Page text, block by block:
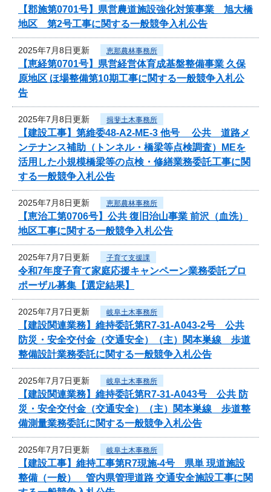
【郡施第0701号】県営農道施設強化対策事業 旭大橋
地区 第2号工事に関する一般競争入札公告
2025年7月8日更新 恵那農林事務所
【恵経第0701号】県営経営体育成基盤整備事業 久保
原地区 ほ場整備第10期工事に関する一般競争入札公
告
2025年7月8日更新 揖斐土木事務所
【建設工事】第維委48-A2-ME-3 他号 公共 道路メ
ンテナンス補助（トンネル・橋梁等点検調査）MEを
活用した小規模橋梁等の点検・修繕業務委託工事に関
する一般競争入札公告
2025年7月8日更新 恵那農林事務所
【恵治工第0706号】公共 復旧治山事業 前沢（血洗）
地区工事に関する一般競争入札公告
2025年7月7日更新 子育て支援課
令和7年度子育て家庭応援キャンペーン業務委託プロ
ポーザル募集【選定結果】
2025年7月7日更新 岐阜土木事務所
【建設関連業務】維持委託第R7-31-A043-2号 公共
防災・安全交付金（交通安全）（主）関本巣線 歩道
整備設計業務委託に関する一般競争入札公告
2025年7月7日更新 岐阜土木事務所
【建設関連業務】維持委託第R7-31-A043号 公共 防
災・安全交付金（交通安全）（主）関本巣線 歩道整
備測量業務委託に関する一般競争入札公告
2025年7月7日更新 岐阜土木事務所
【建設工事】維持工事第R7現施-4号 県単 現道施設
整備（一般） 管内県管理道路 交通安全施設工事に関